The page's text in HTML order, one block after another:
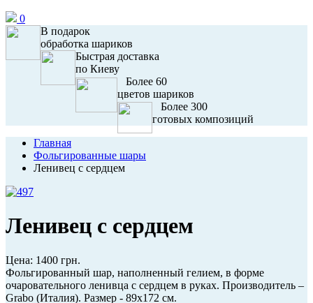
0
В подарок
обработка шариков
Быстрая доставка
по Киеву
Более 60
цветов шариков
Более 300
готовых композиций
Главная
Фольгированные шары
Ленивец с сердцем
Ленивец с сердцем
Цена: 1400 грн.
Фольгированный шар, наполненный гелием, в форме
очаровательного ленивца с сердцем в руках. Производитель –
Grabo (Италия). Размер - 89х172 см.